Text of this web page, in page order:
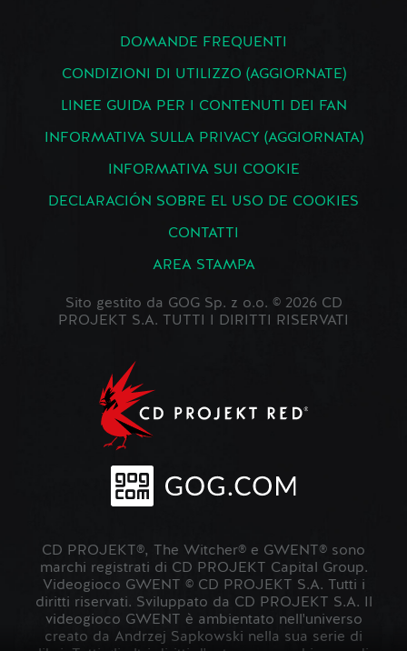
DOMANDE FREQUENTI
CONDIZIONI DI UTILIZZO (AGGIORNATE)
LINEE GUIDA PER I CONTENUTI DEI FAN
INFORMATIVA SULLA PRIVACY (AGGIORNATA)
INFORMATIVA SUI COOKIE
DECLARACIÓN SOBRE EL USO DE COOKIES
CONTATTI
AREA STAMPA
Sito gestito da GOG Sp. z o.o. © 2026 CD
PROJEKT S.A. TUTTI I DIRITTI RISERVATI
CD PROJEKT®, The Witcher® e GWENT® sono
marchi registrati di CD PROJEKT Capital Group.
Videogioco GWENT © CD PROJEKT S.A. Tutti i
diritti riservati. Sviluppato da CD PROJEKT S.A. Il
videogioco GWENT è ambientato nell'universo
creato da Andrzej Sapkowski nella sua serie di